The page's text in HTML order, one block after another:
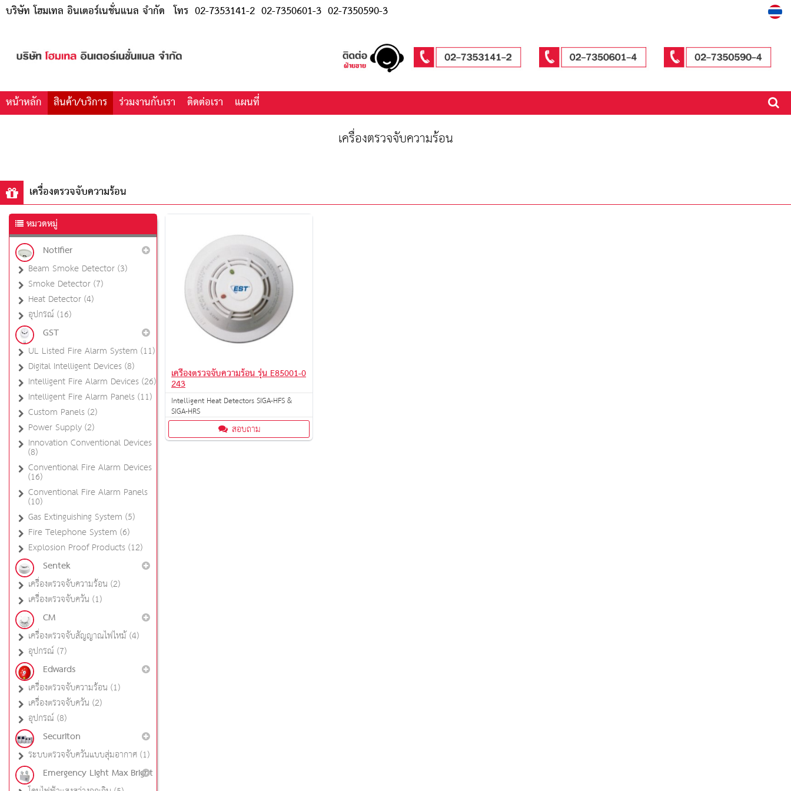
บริษัท โฮมเทล อินเตอร์เนชั่นแนล จำกัด โทร 02-7353141-2 02-7350601-3 02-7350590-3
หน้าหลัก สินค้า/บริการ ร่วมงานกับเรา ติดต่อเรา แผนที่
เครื่องตรวจจับความร้อน
เครื่องตรวจจับความร้อน
หมวดหมู่
Notifier
Beam Smoke Detector (3)
Smoke Detector (7)
Heat Detector (4)
อุปกรณ์ (16)
GST
UL Listed Fire Alarm System (11)
Digital Intelligent Devices (8)
Intelligent Fire Alarm Devices (26)
Intelligent Fire Alarm Panels (11)
Custom Panels (2)
Power Supply (2)
Innovation Conventional Devices
(8)
Conventional Fire Alarm Devices
(16)
Conventional Fire Alarm Panels
(10)
Gas Extinguishing System (5)
Fire Telephone System (6)
Explosion Proof Products (12)
Sentek
เครื่องตรวจจับความร้อน (2)
เครื่องตรวจจับควัน (1)
CM
เครื่องตรวจจับสัญญาณไฟไหม้ (4)
อุปกรณ์ (7)
Edwards
เครื่องตรวจจับความร้อน (1)
เครื่องตรวจจับควัน (2)
อุปกรณ์ (8)
Securiton
ระบบตรวจจับควันแบบสุ่มอากาศ (1)
Emergency Light Max Bright
เครื่องตรวจจับความร้อน รุ่น E85001-0
243
Intelligent Heat Detectors SIGA-HFS &
SIGA-HRS
สอบถาม